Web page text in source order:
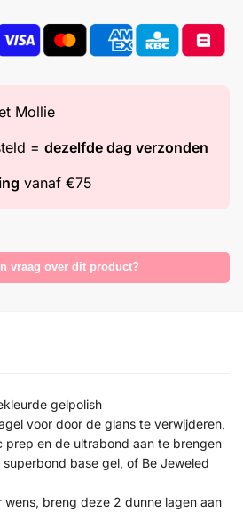
Mollie
= dezelfde dag verzonden
vanaf €75
vraag over dit product?
gelpolish
voor door de glans te verwijderen,
prep en de ultrabond aan te brengen
base gel, of Be Jeweled
wens, breng deze 2 dunne lagen aan